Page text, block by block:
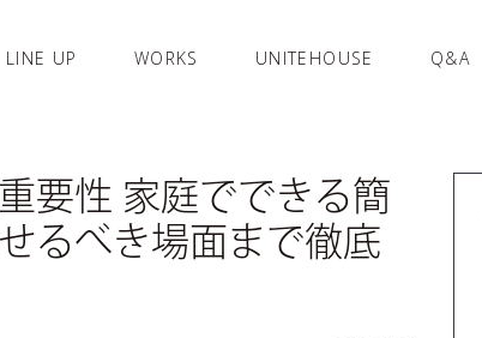
LINE UP WORKS UNITEHOUSE Q&A
要性 家庭でできる簡
るべき場面まで徹底